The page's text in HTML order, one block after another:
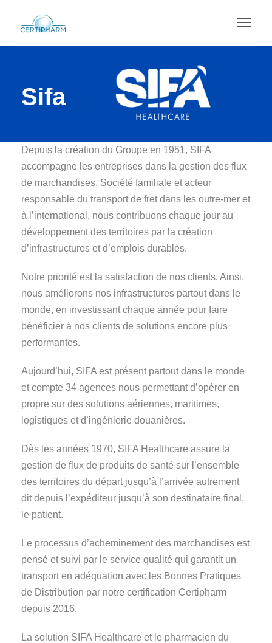
Sifa
Depuis la création du Groupe en 1951, SIFA
accompagne les entreprises dans la gestion des flux
de marchandises. Société familiale et acteur
responsable du transport de fret dans les outre-mer et
à l’international, nous contribuons chaque jour au
développement des territoires par la création
d’infrastructures et d’emplois durables.
Notre priorité est la satisfaction de nos clients. Ainsi,
nous améliorons nos infrastructures partout dans le
monde, en investissant chaque année pour faire
bénéficier à nos clients de solutions encore plus
performantes.
Aujourd’hui, SIFA est présent partout dans le monde
et compte 34 agences nous permettant d’opérer en
propre sur des solutions aériennes, maritimes,
logistiques et d’ingénierie douanières.
Dès les années 1970, SIFA Healthcare assure la
gestion de flux de produits de santé sur l’ensemble
des territoires du départ jusqu’à l’arrivée autrement
dit depuis l’expéditeur jusqu’à son destinataire final,
le patient.
Le processus d’acheminement des marchandises est
pensé et suivi par le service qualité qui garantit un
transport en adéquation avec les Bonnes Pratiques
de Distribution par notre certification Certipharm
depuis 2016.
La solution SIFA Healthcare et le pharmacien du